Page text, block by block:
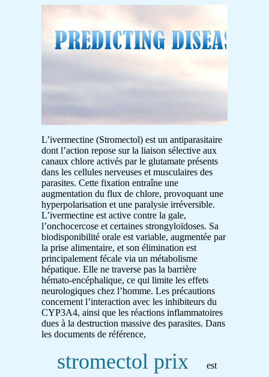
L’ivermectine (Stromectol) est un antiparasitaire
dont l’action repose sur la liaison sélective aux
canaux chlore activés par le glutamate présents
dans les cellules nerveuses et musculaires des
parasites. Cette fixation entraîne une
augmentation du flux de chlore, provoquant une
hyperpolarisation et une paralysie irréversible.
L’ivermectine est active contre la gale,
l’onchocercose et certaines strongyloïdoses. Sa
biodisponibilité orale est variable, augmentée par
la prise alimentaire, et son élimination est
principalement fécale via un métabolisme
hépatique. Elle ne traverse pas la barrière
hémato-encéphalique, ce qui limite les effets
neurologiques chez l’homme. Les précautions
concernent l’interaction avec les inhibiteurs du
CYP3A4, ainsi que les réactions inflammatoires
dues à la destruction massive des parasites. Dans
les documents de référence,
stromectol prix est